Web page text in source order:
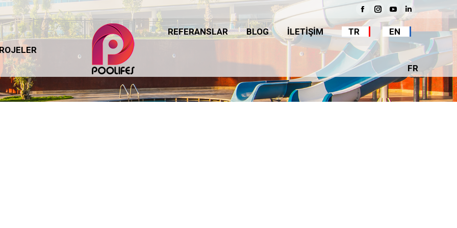
FacebookInstagram
YouTubeLinkedin
REFERANSLAR BLOG İLETİŞİM TR EN
FR
REFERANSLAR İLETİŞİM EN
FR